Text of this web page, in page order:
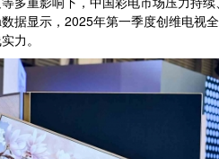
据显示，2025年第一季度创维电视
力。